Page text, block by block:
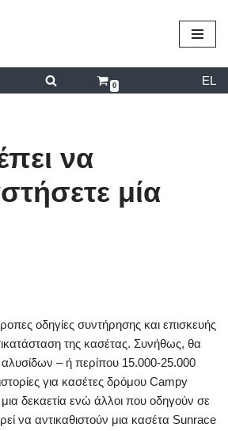
0 EL
να
μία
οδηγίες συντήρησης και επισκευής
της κασέτας. Συνήθως, θα
αλυσίδων – ή περίπου 15.000-25.000
για κασέτες δρόμου Campy
δεκαετία ενώ άλλοι που οδηγούν σε
να αντικαθιστούν μια κασέτα Sunrace